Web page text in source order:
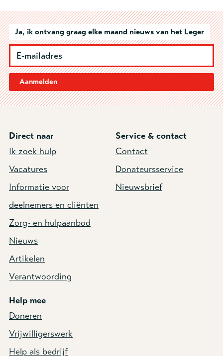
Ja, ik ontvang graag elke maand nieuws van het Leger
Aanmelden
Direct naar
Ik zoek hulp
Vacatures
Informatie voor
deelnemers en cliënten
Zorg- en hulpaanbod
Nieuws
Artikelen
Verantwoording
Service & contact
Contact
Donateursservice
Nieuwsbrief
Help mee
Doneren
Vrijwilligerswerk
Help als bedrijf